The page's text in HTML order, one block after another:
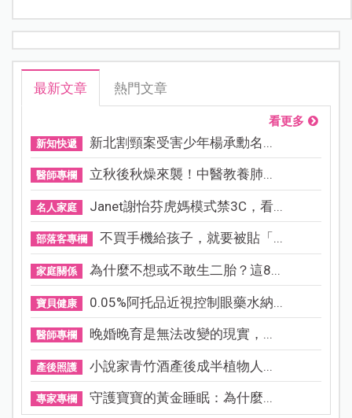
最新文章 熱門文章
看更多
新知快遞 新北割頸案受害少年楊承勳名...
醫師專欄 立秋後秋燥來襲！中醫教養肺...
名人家庭 Janet謝怡芬虎媽模式禁3C，看...
部落客專欄 不買手機給孩子，就要被貼「...
家庭關係 為什麼不想或不敢生二胎？這8...
寶貝健康 0.05%阿托品近視控制眼藥水納...
醫師專欄 晚婚晚育是無法改變的現實，...
產後照護 小說家青竹酒產後成半植物人...
專家專欄 守護寶寶的黃金睡眠：為什麼...